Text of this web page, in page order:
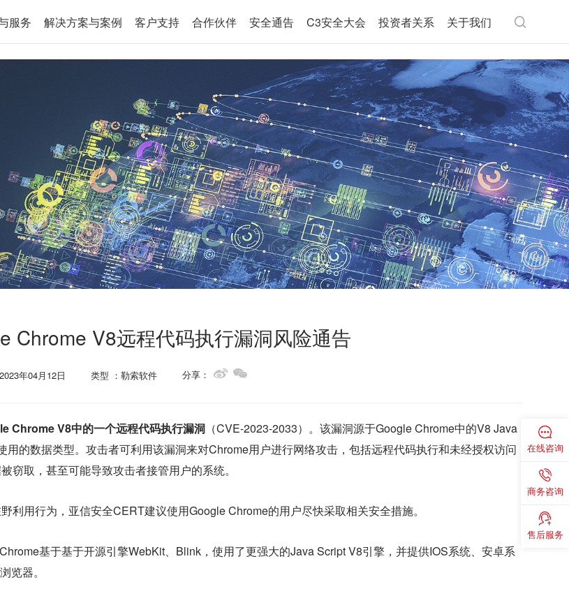
服务 解决方案与案例 客户支持 合作伙伴 安全通告 C3安全大会 投资者关系 关于我们
Chrome V8远程代码执行漏洞风险通告
年04月12日 类型 ：勒索软件 分享：
Chrome V8中的一个远程代码执行漏洞 （CVE-2023-2033）。该漏洞源于Google Chrome中的V8 Java
的数据类型。攻击者可利用该漏洞来对Chrome用户进行网络攻击，包括远程代码执行和未经授权访问
取，甚至可能导致攻击者接管用户的系统。
用行为，亚信安全CERT建议使用Google Chrome的用户尽快采取相关安全措施。
基于基于开源引擎WebKit、Blink，使用了更强大的Java Script V8引擎，并提供IOS系统、安卓系
览器。
在线咨询
商务咨询
售后服务